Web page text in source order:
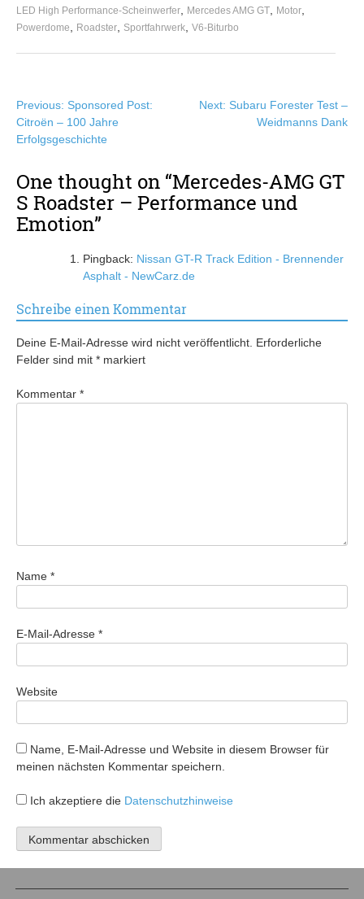
LED High Performance-Scheinwerfer Mercedes AMG GT Motor
Powerdome Roadster Sportfahrwerk V6-Biturbo
Beitragsnavigation
Previous: Sponsored Post:
Citroën – 100 Jahre
Erfolgsgeschichte
Next: Subaru Forester Test –
Weidmanns Dank
One thought on “Mercedes-AMG GT
S Roadster – Performance und
Emotion”
Pingback: Nissan GT-R Track Edition - Brennender
Asphalt - NewCarz.de
Schreibe einen Kommentar
Deine E-Mail-Adresse wird nicht veröffentlicht. Erforderliche
Felder sind mit * markiert
Kommentar *
Name *
E-Mail-Adresse *
Website
Name, E-Mail-Adresse und Website in diesem Browser für
meinen nächsten Kommentar speichern.
Ich akzeptiere die Datenschutzhinweise